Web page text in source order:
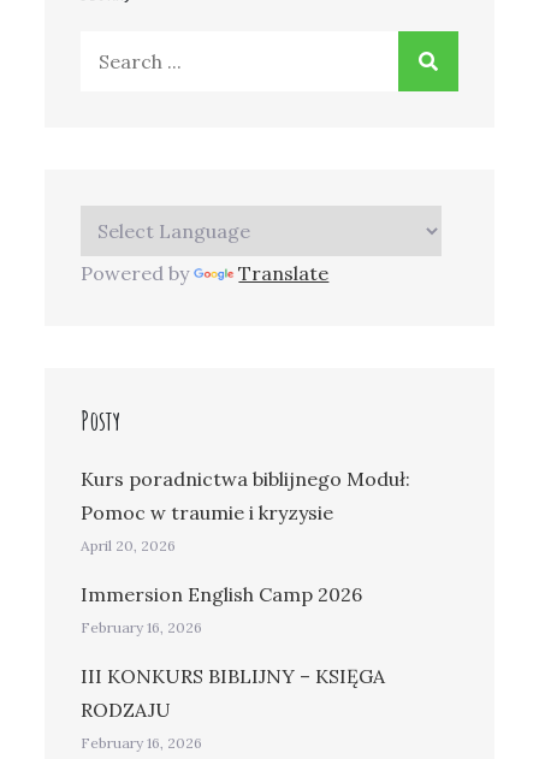
Powered by Translate
Posty
Kurs poradnictwa biblijnego Moduł:
Pomoc w traumie i kryzysie
April 20, 2026
Immersion English Camp 2026
February 16, 2026
III KONKURS BIBLIJNY – KSIĘGA
RODZAJU
February 16, 2026